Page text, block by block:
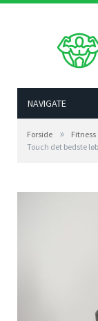
NAVIGATE
Forside » Fitness
Touch det bedste